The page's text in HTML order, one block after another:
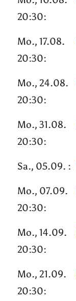
20:30:
Mo., 17.08.
20:30:
Mo., 24.08.
20:30:
Mo., 31.08.
20:30:
Sa., 05.09. :
Mo., 07.09.
20:30:
Mo., 14.09.
20:30:
Mo., 21.09.
20:30: